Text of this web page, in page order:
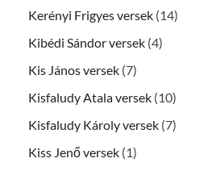
Kerényi Frigyes versek (14)
Kibédi Sándor versek (4)
Kis János versek (7)
Kisfaludy Atala versek (10)
Kisfaludy Károly versek (7)
Kiss Jenő versek (1)